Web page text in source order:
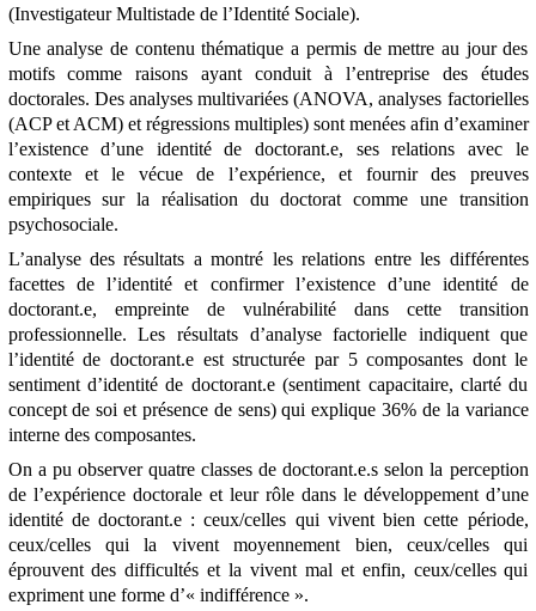
(Investigateur Multistade de l’Identité Sociale).
Une analyse de contenu thématique a permis de mettre au jour des
motifs comme raisons ayant conduit à l’entreprise des études
doctorales. Des analyses multivariées (ANOVA, analyses factorielles
(ACP et ACM) et régressions multiples) sont menées afin d’examiner
l’existence d’une identité de doctorant.e, ses relations avec le
contexte et le vécue de l’expérience, et fournir des preuves
empiriques sur la réalisation du doctorat comme une transition
psychosociale.
L’analyse des résultats a montré les relations entre les différentes
facettes de l’identité et confirmer l’existence d’une identité de
doctorant.e, empreinte de vulnérabilité dans cette transition
professionnelle. Les résultats d’analyse factorielle indiquent que
l’identité de doctorant.e est structurée par 5 composantes dont le
sentiment d’identité de doctorant.e (sentiment capacitaire, clarté du
concept de soi et présence de sens) qui explique 36% de la variance
interne des composantes.
On a pu observer quatre classes de doctorant.e.s selon la perception
de l’expérience doctorale et leur rôle dans le développement d’une
identité de doctorant.e : ceux/celles qui vivent bien cette période,
ceux/celles qui la vivent moyennement bien, ceux/celles qui
éprouvent des difficultés et la vivent mal et enfin, ceux/celles qui
expriment une forme d’« indifférence ».